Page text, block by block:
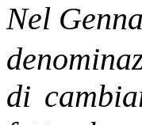
Nel
di